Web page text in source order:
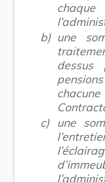
b) une
c)
une